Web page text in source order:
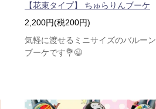
【花束タイプ】 ちゅらりんブーケ
2,200円(税200円)
気軽に渡せるミニサイズのバルーン
ブーケです💐😉